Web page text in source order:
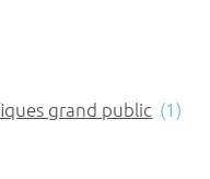
grand public (1)